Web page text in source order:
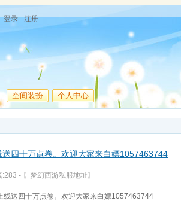
登录 注册
空间装扮 个人中心
四十万点卷。欢迎大家来白嫖1057463744
:283 - 〖梦幻西游私服地址〗
线送四十万点卷。欢迎大家来白嫖1057463744